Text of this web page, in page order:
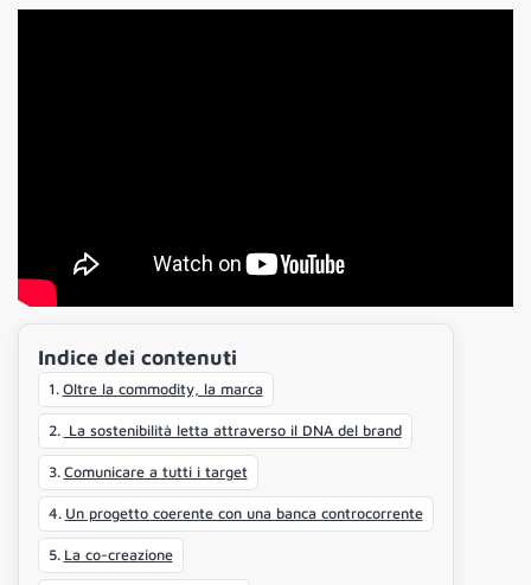
Indice dei contenuti
Oltre la commodity, la marca
La sostenibilità letta attraverso il DNA del brand
Comunicare a tutti i target
Un progetto coerente con una banca controcorrente
La co-creazione